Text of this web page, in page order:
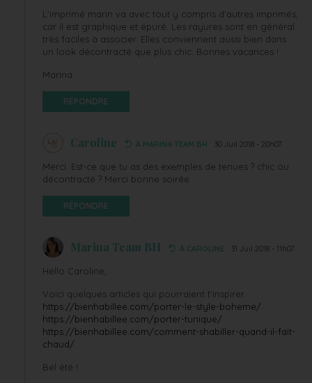
L’imprimé marin va avec tout y compris d’autres imprimés,
car il est graphique et épuré. Les rayures sont en général
très faciles à associer. Elles conviennent aussi bien dans
un look décontracté que plus chic. Bonnes vacances !
Marina
RÉPONDRE
Caroline À MARINA TEAM BH 30 Juil 2018 - 20h07
Merci. Est-ce que tu as des exemples de tenues ? chic ou
décontracté ? Merci bonne soirée
RÉPONDRE
Marina Team BH À CAROLINE 31 Juil 2018 - 11h07
Hello Caroline,
Voici quelques articles qui pourraient t’inspirer :
https://bienhabillee.com/porter-le-style-boheme/
https://bienhabillee.com/porter-tunique/
https://bienhabillee.com/comment-shabiller-quand-il-fait-
chaud/
Bel été !